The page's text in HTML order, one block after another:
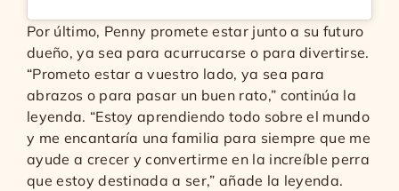
Por último, Penny promete estar junto a su futuro
dueño, ya sea para acurrucarse o para divertirse.
“Prometo estar a vuestro lado, ya sea para
abrazos o para pasar un buen rato,” continúa la
leyenda. “Estoy aprendiendo todo sobre el mundo
y me encantaría una familia para siempre que me
ayude a crecer y convertirme en la increíble perra
que estoy destinada a ser,” añade la leyenda.